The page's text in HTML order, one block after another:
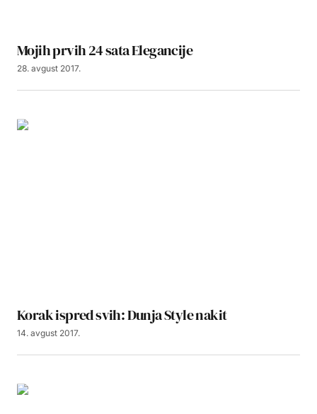
Mojih prvih 24 sata Elegancije
28. avgust 2017.
Korak ispred svih: Dunja Style nakit
14. avgust 2017.